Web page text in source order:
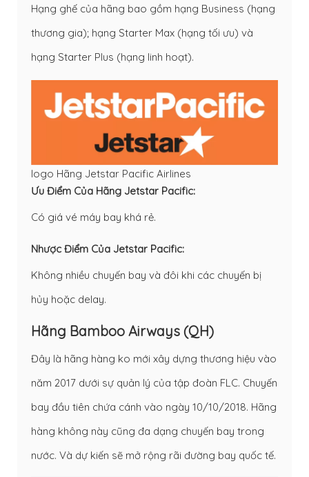
Hạng ghế của hãng bao gồm hạng Business (hạng
thương gia); hạng Starter Max (hạng tối ưu) và
hạng Starter Plus (hạng linh hoạt).
logo Hãng Jetstar Pacific Airlines
Ưu Điểm Của Hãng Jetstar Pacific:
Có giá vé máy bay khá rẻ.
Nhược Điểm Của Jetstar Pacific:
Không nhiều chuyến bay và đôi khi các chuyến bị
hủy hoặc delay.
Hãng Bamboo Airways (QH)
Đây là hãng hàng ko mới xây dựng thương hiệu vào
năm 2017 dưới sự quản lý của tập đoàn FLC. Chuyến
bay đầu tiên chứa cánh vào ngày 10/10/2018. Hãng
hàng không này cũng đa dạng chuyến bay trong
nước. Và dự kiến sẽ mở rộng rãi đường bay quốc tế.